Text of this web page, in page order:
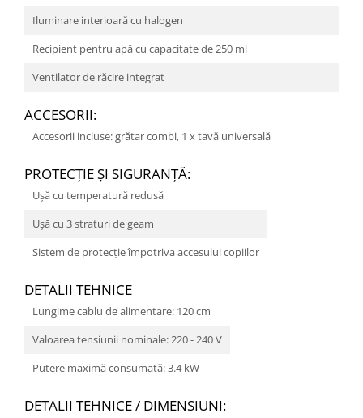
Iluminare interioară cu halogen
Recipient pentru apă cu capacitate de 250 ml
Ventilator de răcire integrat
ACCESORII:
Accesorii incluse: grătar combi, 1 x tavă universală
PROTECŢIE ŞI SIGURANŢĂ:
Uşă cu temperatură redusă
Uşă cu 3 straturi de geam
Sistem de protecţie împotriva accesului copiilor
DETALII TEHNICE
Lungime cablu de alimentare: 120 cm
Valoarea tensiunii nominale: 220 - 240 V
Putere maximă consumată: 3.4 kW
DETALII TEHNICE / DIMENSIUNI: